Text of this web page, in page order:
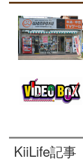
KiiLife記事